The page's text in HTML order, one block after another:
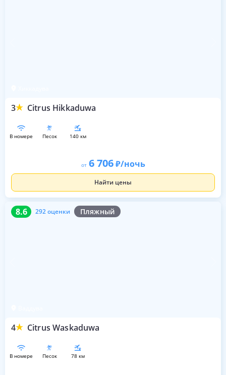
3 Citrus Hikkaduwa
в номере песок 140 км
от 6 706 /ночь
Найти цены
8.6 292 оценки Пляжный
4 Citrus Waskaduwa
8.6 292 оценки
в номере песок 78 км